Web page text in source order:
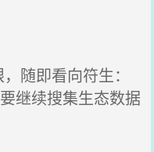
随即看向符生：
继续搜集生态数据